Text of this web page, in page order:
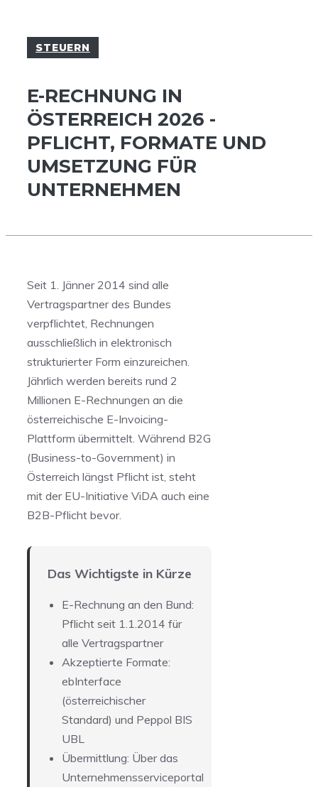
STEUERN
E-RECHNUNG IN
ÖSTERREICH 2026 -
PFLICHT, FORMATE UND
UMSETZUNG FÜR
UNTERNEHMEN
Seit 1. Jänner 2014 sind alle
Vertragspartner des Bundes
verpflichtet, Rechnungen
ausschließlich in elektronisch
strukturierter Form einzureichen.
Jährlich werden bereits rund 2
Millionen E-Rechnungen an die
österreichische E-Invoicing-
Plattform übermittelt. Während B2G
(Business-to-Government) in
Österreich längst Pflicht ist, steht
mit der EU-Initiative ViDA auch eine
B2B-Pflicht bevor.
Das Wichtigste in Kürze
E-Rechnung an den Bund:
Pflicht seit 1.1.2014 für
alle Vertragspartner
Akzeptierte Formate:
ebInterface
(österreichischer
Standard) und Peppol BIS
UBL
Übermittlung: Über das
Unternehmensserviceportal